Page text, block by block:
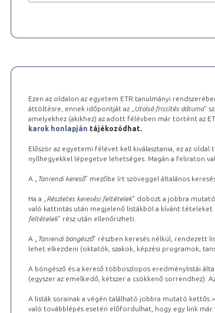
Ezen az oldalon az egyetem ETR tanulmányi
áttöltésre, ennek időpontját az „ Utolsó frissítés dátuma”
amelyekhez (akikhez) az adott félévben már történt az
karok honlapján tájékozódhat.
Először az egyetemi félévet kell kiválasztania, ez az oldal
nyílhegyekkel lépegetve lehetséges. Magán a feliraton
A „ Tanrendi kereső” mezőbe írt szöveggel általános
Ha a „ Részletes keresési feltételek” dobozt a jobbra
való kattintás után megjelenő listákból a kívánt tételeket
feltételek” rész után ellenőrizheti.
A „ Tanrendi böngésző” részben keresés nélkül, rendezett
lehet elkezdeni (oktatók, szakok, képzési programok,
A böngésző és a kereső többoszlopos eredménylistái
(egyszer az emelkedő, kétszer a csökkenő sorrendhez).
A listák sorainak a végén található jobbra mutató kettős
való továbblépés esetén előfordulhat, hogy egy link